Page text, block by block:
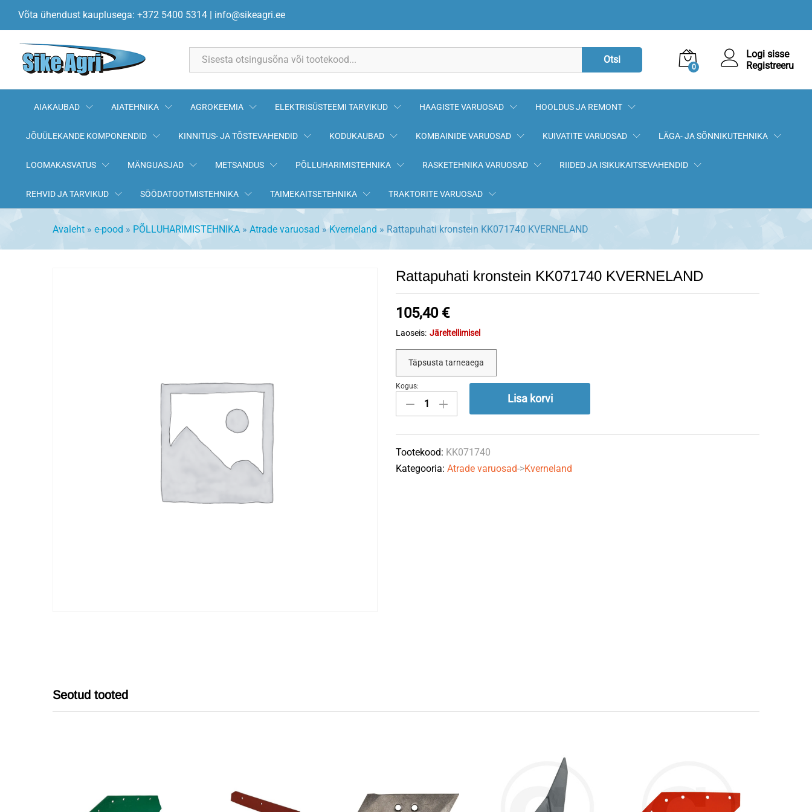
Võta ühendust kauplusega: +372 5400 5314 | info@sikeagri.ee
Otsi
0
Logi sisse
Registreeru
AIAKAUBAD AIATEHNIKA AGROKEEMIA ELEKTRISÜSTEEMI TARVIKUD HAAGISTE VARUOSAD HOOLDUS JA REMONT
JÕUÜLEKANDE KOMPONENDID KINNITUS- JA TÕSTEVAHENDID KODUKAUBAD KOMBAINIDE VARUOSAD KUIVATITE VARUOSAD LÄGA- JA SÕNNIKUTEHNIKA
LOOMAKASVATUS MÄNGUASJAD METSANDUS PÕLLUHARIMISTEHNIKA RASKETEHNIKA VARUOSAD RIIDED JA ISIKUKAITSEVAHENDID
REHVID JA TARVIKUD SÖÖDATOOTMISTEHNIKA TAIMEKAITSETEHNIKA TRAKTORITE VARUOSAD
Avaleht » e-pood » PÕLLUHARIMISTEHNIKA » Atrade varuosad »Kverneland » Rattapuhati kronstein KK071740 KVERNELAND
Rattapuhati kronstein KK071740 KVERNELAND
105,40 €
Laoseis: Järeltellimisel
Täpsusta tarneaega
Rattapuhati
kronstein
KVERNELAND
quantity
Kogus:
Lisa korvi
Tootekood: KK071740
Kategooria:Atrade varuosad->Kverneland
Seotud tooted
Rattapuhati kronstein KK071740 KVERNELAND